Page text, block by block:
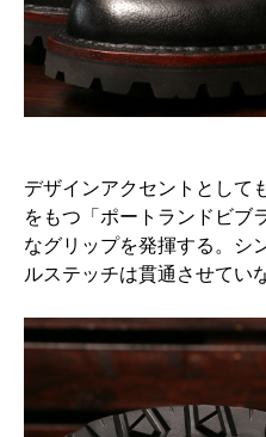
デザインアクセントとして
をもつ「ポートランドビ
なグリップを発揮する。シ
ルステッチは貫通させてい